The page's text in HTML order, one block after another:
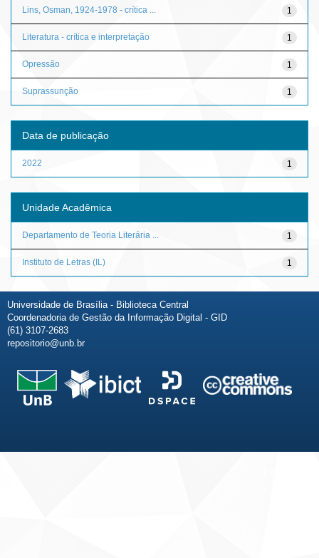
1
Lins, Osman, 1924-1978 - crítica ...
1
Literatura - crítica e interpretação
1
Opressão
1
Suprassunção
Data de publicação
1
2022
Unidade Acadêmica
1
Departamento de Teoria Literária ...
1
Instituto de Letras (IL)
Universidade de Brasília - Biblioteca Central
Coordenadoria de Gestão da Informação Digital - GID
(61) 3107-2683
repositorio@unb.br